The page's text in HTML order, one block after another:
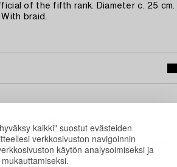
kaikki" suostut evästeiden
verkkosivuston navigoinnin
käytön analysoimiseksi ja
of the fifth rank. Diameter c. 25 cm.
braid.